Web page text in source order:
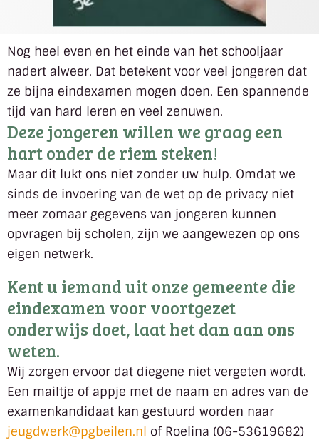
Nog heel even en het einde van het schooljaar
nadert alweer. Dat betekent voor veel jongeren dat
ze bijna eindexamen mogen doen. Een spannende
tijd van hard leren en veel zenuwen.
Deze jongeren willen we graag een
hart onder de riem steken!
Maar dit lukt ons niet zonder uw hulp. Omdat we
sinds de invoering van de wet op de privacy niet
meer zomaar gegevens van jongeren kunnen
opvragen bij scholen, zijn we aangewezen op ons
eigen netwerk.
Kent u iemand uit onze gemeente die
eindexamen voor voortgezet
onderwijs doet, laat het dan aan ons
weten.
Wij zorgen ervoor dat diegene niet vergeten wordt.
Een mailtje of appje met de naam en adres van de
examenkandidaat kan gestuurd worden naar
jeugdwerk@pgbeilen.nl of Roelina (06-53619682)